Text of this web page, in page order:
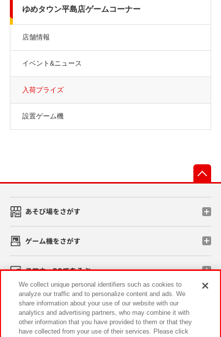
ゆめタウン平島店ゲームコーナー
店舗情報
イベント&ニュース
入荷プライズ
設置ゲーム機
あそび場をさがす
ゲーム機をさがす
スマホ・PCであそぶ
イベント・キャンペーン
We collect unique personal identifiers such as cookies to
analyze our traffic and to personalize content and ads. We
share information about your use of our website with our
analytics and advertising partners, who may combine it with
other information that you have provided to them or that they
have collected from your use of their services. Please click